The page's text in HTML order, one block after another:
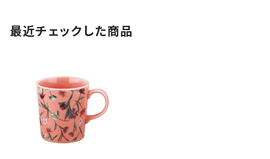
最近チェックした商品